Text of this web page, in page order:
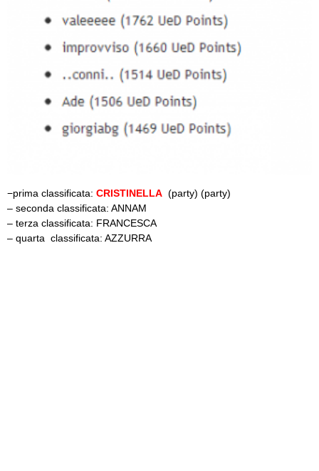
−prima classificata: CRISTINELLA (party) (party)
– seconda classificata: ANNAM
– terza classificata: FRANCESCA
– quarta classificata: AZZURRA